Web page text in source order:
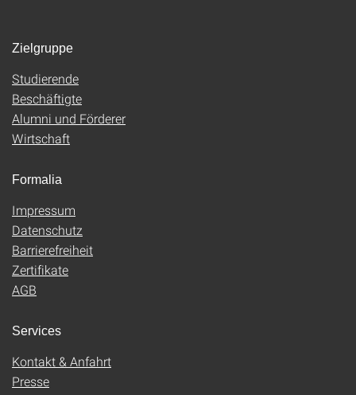
Zielgruppe
Studierende
Beschäftigte
Alumni und Förderer
Wirtschaft
Formalia
Impressum
Datenschutz
Barrierefreiheit
Zertifikate
AGB
Services
Kontakt & Anfahrt
Presse